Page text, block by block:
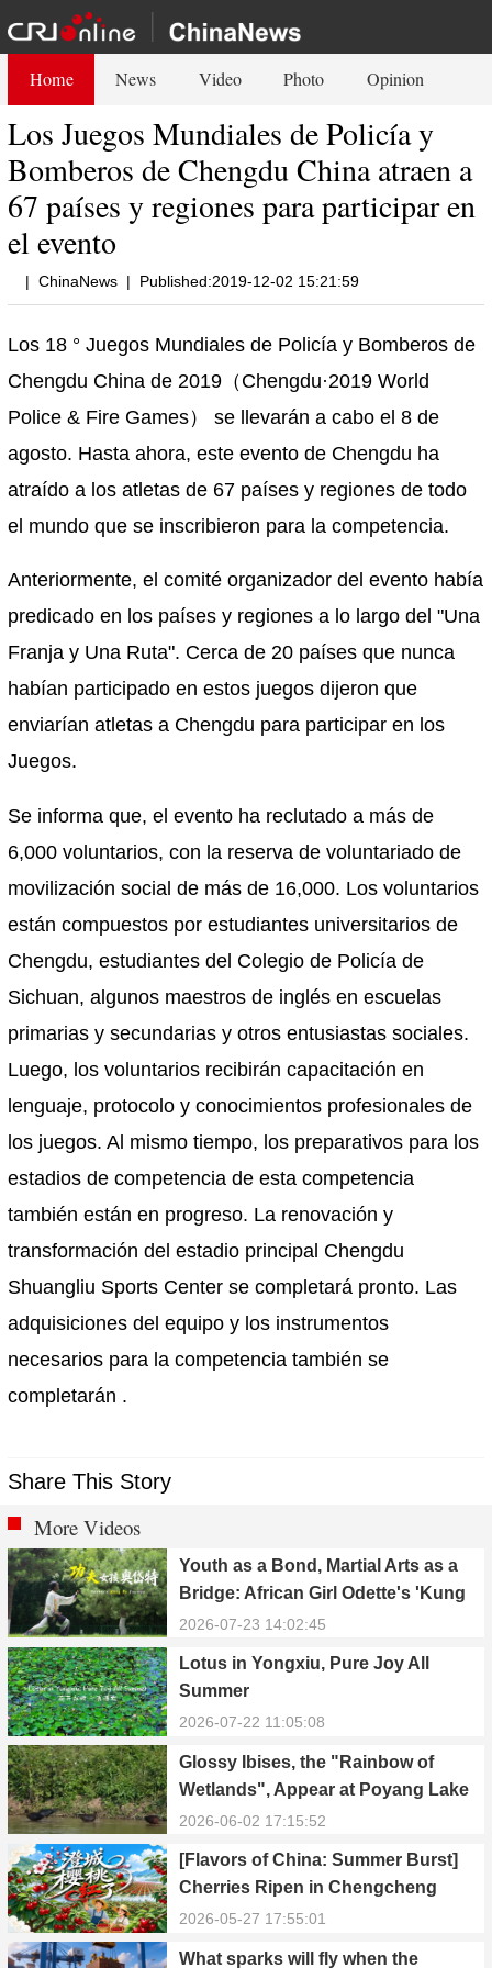
Home News Video Photo Opinion
Los Juegos Mundiales de Policía y
Bomberos de Chengdu China atraen a
67 países y regiones para participar en
el evento
| ChinaNews | Published:2019-12-02 15:21:59
Los 18 ° Juegos Mundiales de Policía y Bomberos de
Chengdu China de 2019（Chengdu·2019 World
Police & Fire Games） se llevarán a cabo el 8 de
agosto. Hasta ahora, este evento de Chengdu ha
atraído a los atletas de 67 países y regiones de todo
el mundo que se inscribieron para la competencia.
Anteriormente, el comité organizador del evento había
predicado en los países y regiones a lo largo del "Una
Franja y Una Ruta". Cerca de 20 países que nunca
habían participado en estos juegos dijeron que
enviarían atletas a Chengdu para participar en los
Juegos.
Se informa que, el evento ha reclutado a más de
6,000 voluntarios, con la reserva de voluntariado de
movilización social de más de 16,000. Los voluntarios
están compuestos por estudiantes universitarios de
Chengdu, estudiantes del Colegio de Policía de
Sichuan, algunos maestros de inglés en escuelas
primarias y secundarias y otros entusiastas sociales.
Luego, los voluntarios recibirán capacitación en
lenguaje, protocolo y conocimientos profesionales de
los juegos. Al mismo tiempo, los preparativos para los
estadios de competencia de esta competencia
también están en progreso. La renovación y
transformación del estadio principal Chengdu
Shuangliu Sports Center se completará pronto. Las
adquisiciones del equipo y los instrumentos
necesarios para la competencia también se
completarán .
Share This Story
More Videos
Youth as a Bond, Martial Arts as a
Bridge: African Girl Odette's 'Kung
Fu Dream'
2026-07-23 14:02:45
Lotus in Yongxiu, Pure Joy All
Summer
2026-07-22 11:05:08
Glossy Ibises, the "Rainbow of
Wetlands", Appear at Poyang Lake
in Yongxiu
2026-06-02 17:15:52
[Flavors of China: Summer Burst]
Cherries Ripen in Chengcheng
County
2026-05-27 17:55:01
What sparks will fly when the